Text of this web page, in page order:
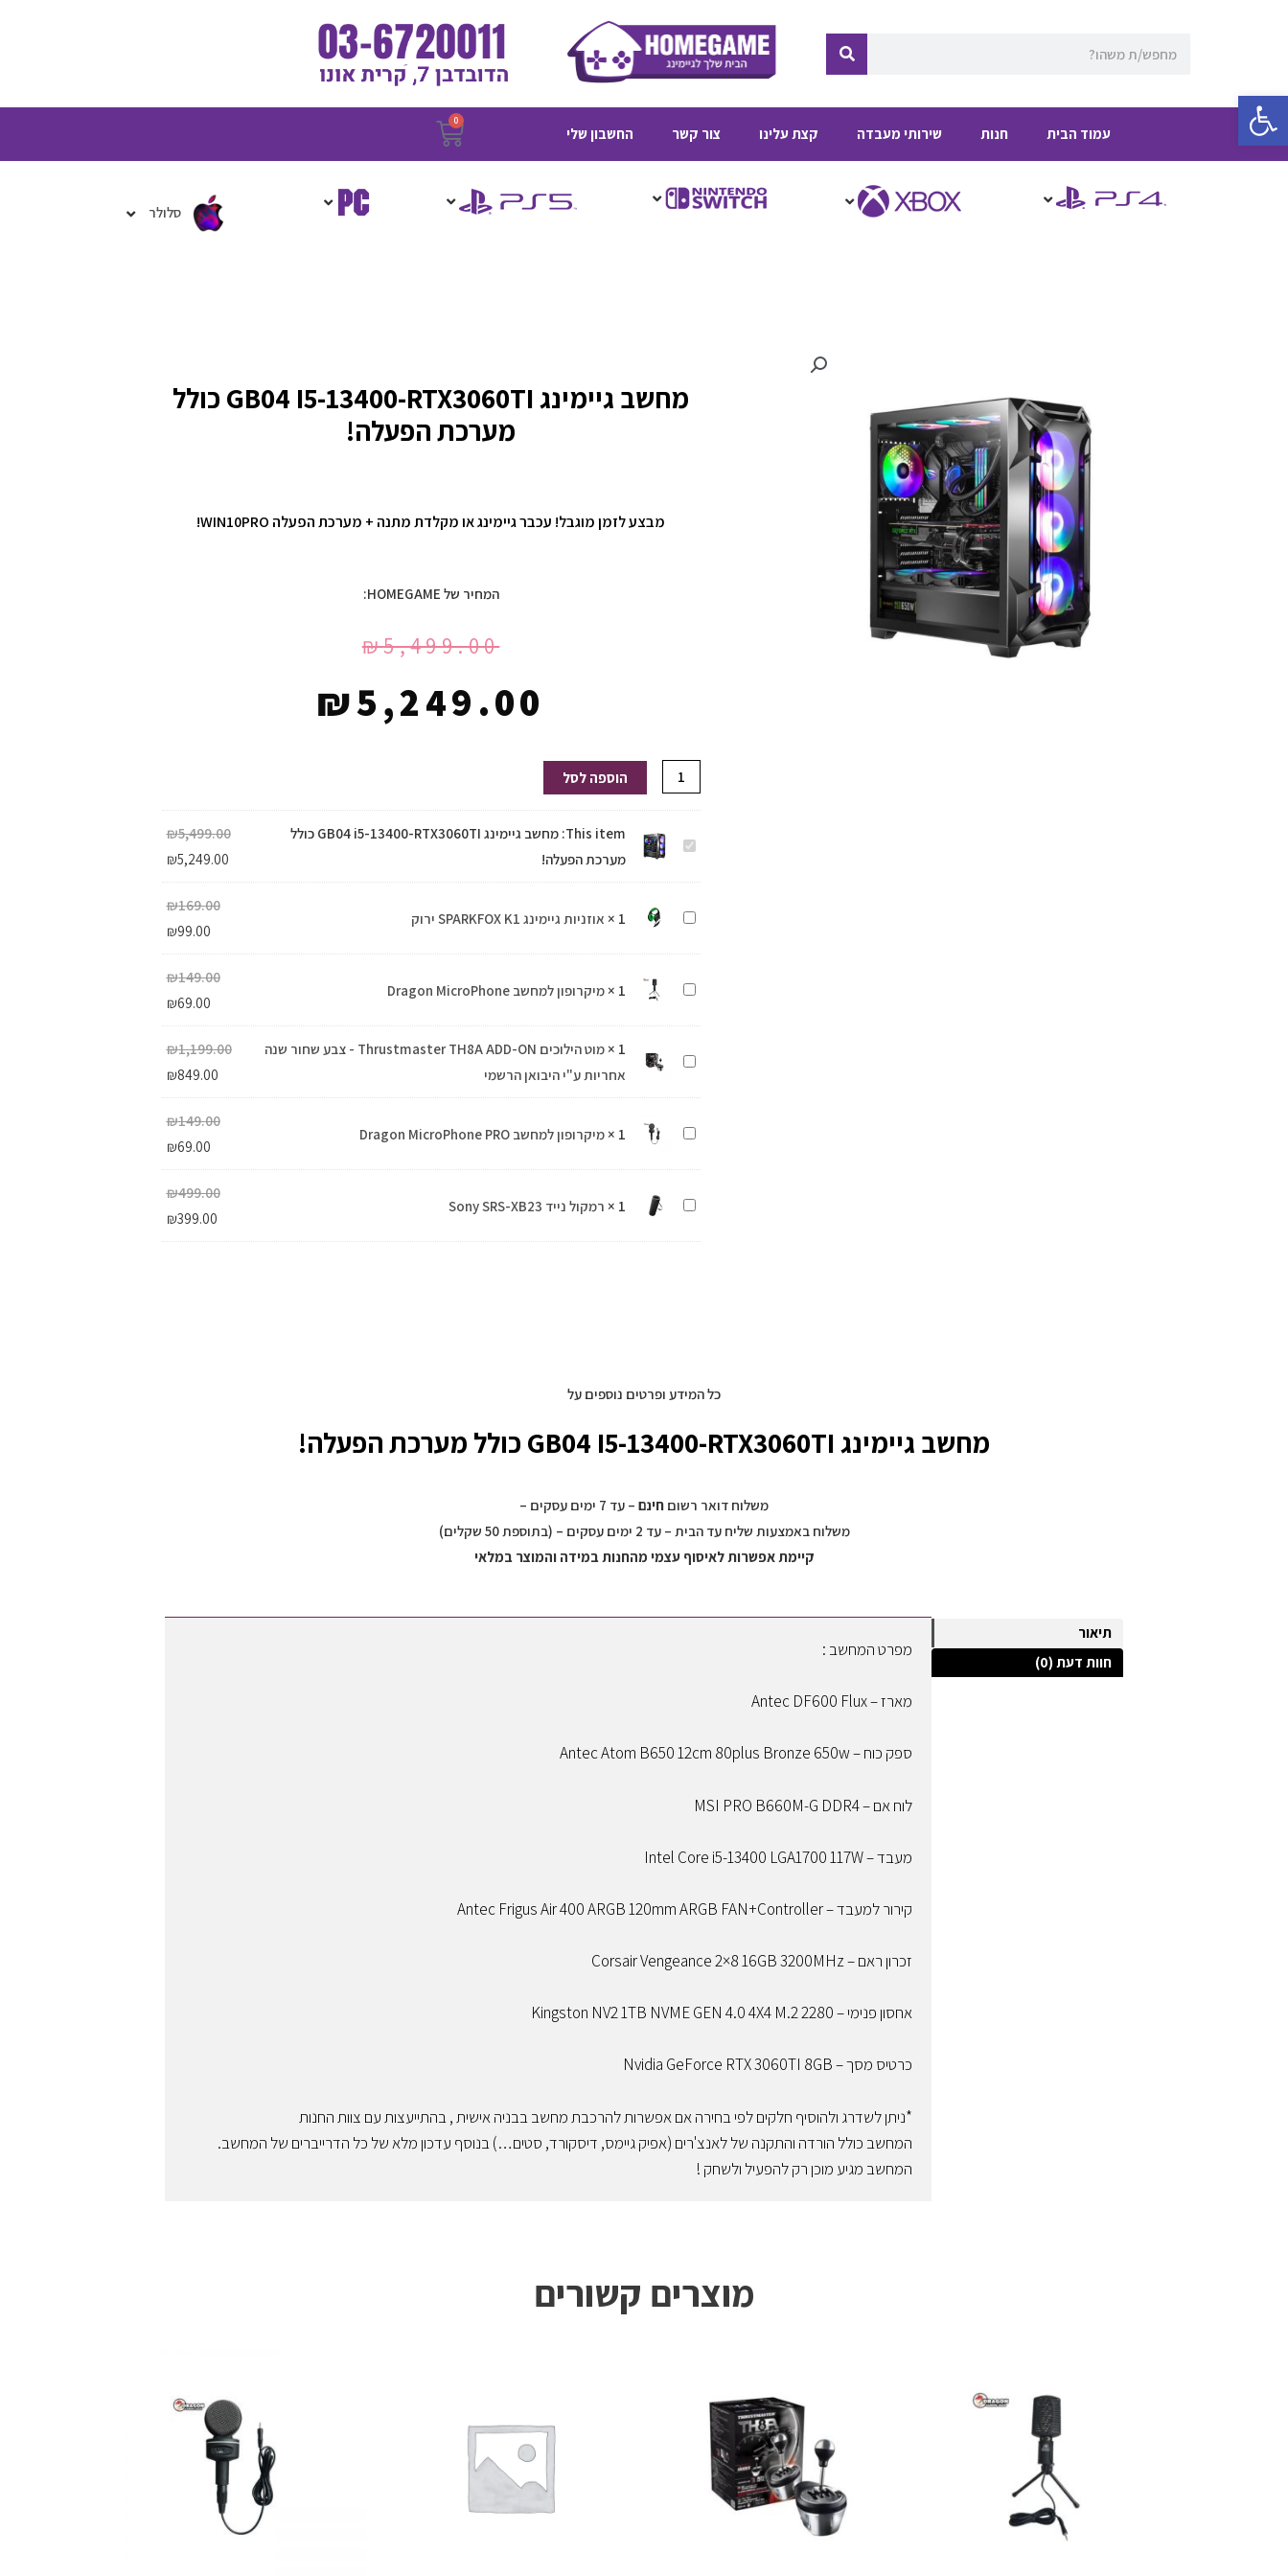
פתח סרגל נגישות
חיפוש
עמוד הבית חנות שירותי מעבדה קצת עלינו צור קשר החשבון שלי
0 עגלת
קניות
סלולר
מחשב גיימינג GB04 I5-13400-RTX3060TI כולל
מערכת הפעלה!
מבצע לזמן מוגבל! עכבר גיימינג או מקלדת מתנה + מערכת הפעלה WIN10PRO!
המחיר של HOMEGAME:
₪5,499.00
₪5,249.00
כמות
של
גיימינג
13400-
RTX3060TI
כולל
הפעלה!
הוספה לסל
מחשב
i5-
13400-
RTX3060TI
כולל
מערכת
הפעלה!
This item:
מחשב גיימינג GB04 i5-13400-RTX3060TI כולל
מערכת הפעלה!
₪5,499.00
₪5,249.00
אוזניות
K1
ירוק
1
× אוזניות גיימינג SPARKFOX K1 ירוק
₪169.00
₪99.00
מיקרופון
MicroPhone
1
×מיקרופון למחשב Dragon MicroPhone
₪149.00
₪69.00
מוט
TH8A
ADD-
-
צבע
הרשמי
1
×
מוט הילוכים Thrustmaster TH8A ADD-ON - צבע שחור שנה
אחריות ע"י היבואן הרשמי
₪1,199.00
₪849.00
מיקרופון
MicroPhone
PRO
1
×מיקרופון למחשב Dragon MicroPhone PRO
₪149.00
₪69.00
רמקול
1
× רמקול נייד Sony SRS-XB23
₪499.00
₪399.00
כל המידע ופרטים נוספים על
מחשב גיימינג GB04 I5-13400-RTX3060TI כולל מערכת הפעלה!
משלוח דואר רשום חינם – עד 7 ימים עסקים –
משלוח באמצעות שליח עד הבית – עד 2 ימים עסקים – (בתוספת 50 שקלים)
קיימת אפשרות לאיסוף עצמי מהחנות במידה והמוצר במלאי
תיאור
חוות דעת (0)
מפרט המחשב :
מארז – Antec DF600 Flux
ספק כוח – Antec Atom B650 12cm 80plus Bronze 650w
לוח אם – MSI PRO B660M-G DDR4
מעבד – Intel Core i5-13400 LGA1700 117W
קירור למעבד – Antec Frigus Air 400 ARGB 120mm ARGB FAN+Controller
זכרון ראם – Corsair Vengeance 2×8 16GB 3200MHz
אחסון פנימי – Kingston NV2 1TB NVME GEN 4.0 4X4 M.2 2280
כרטיס מסך – Nvidia GeForce RTX 3060TI 8GB
*ניתן לשדרג ולהוסיף חלקים לפי בחירה אם אפשרות להרכבת מחשב בבניה אישית , בהתייעצות עם צוות החנות
המחשב כולל הורדה והתקנה של לאנצ'רים (אפיק גיימס, דיסקורד, סטים…) בנוסף עדכון מלא של כל הדרייברים של המחשב.
המחשב מגיע מוכן רק להפעיל ולשחק !
מוצרים קשורים